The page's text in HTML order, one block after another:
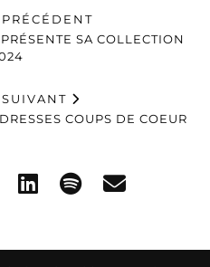
SA COLLECTION
COUPS DE COEUR